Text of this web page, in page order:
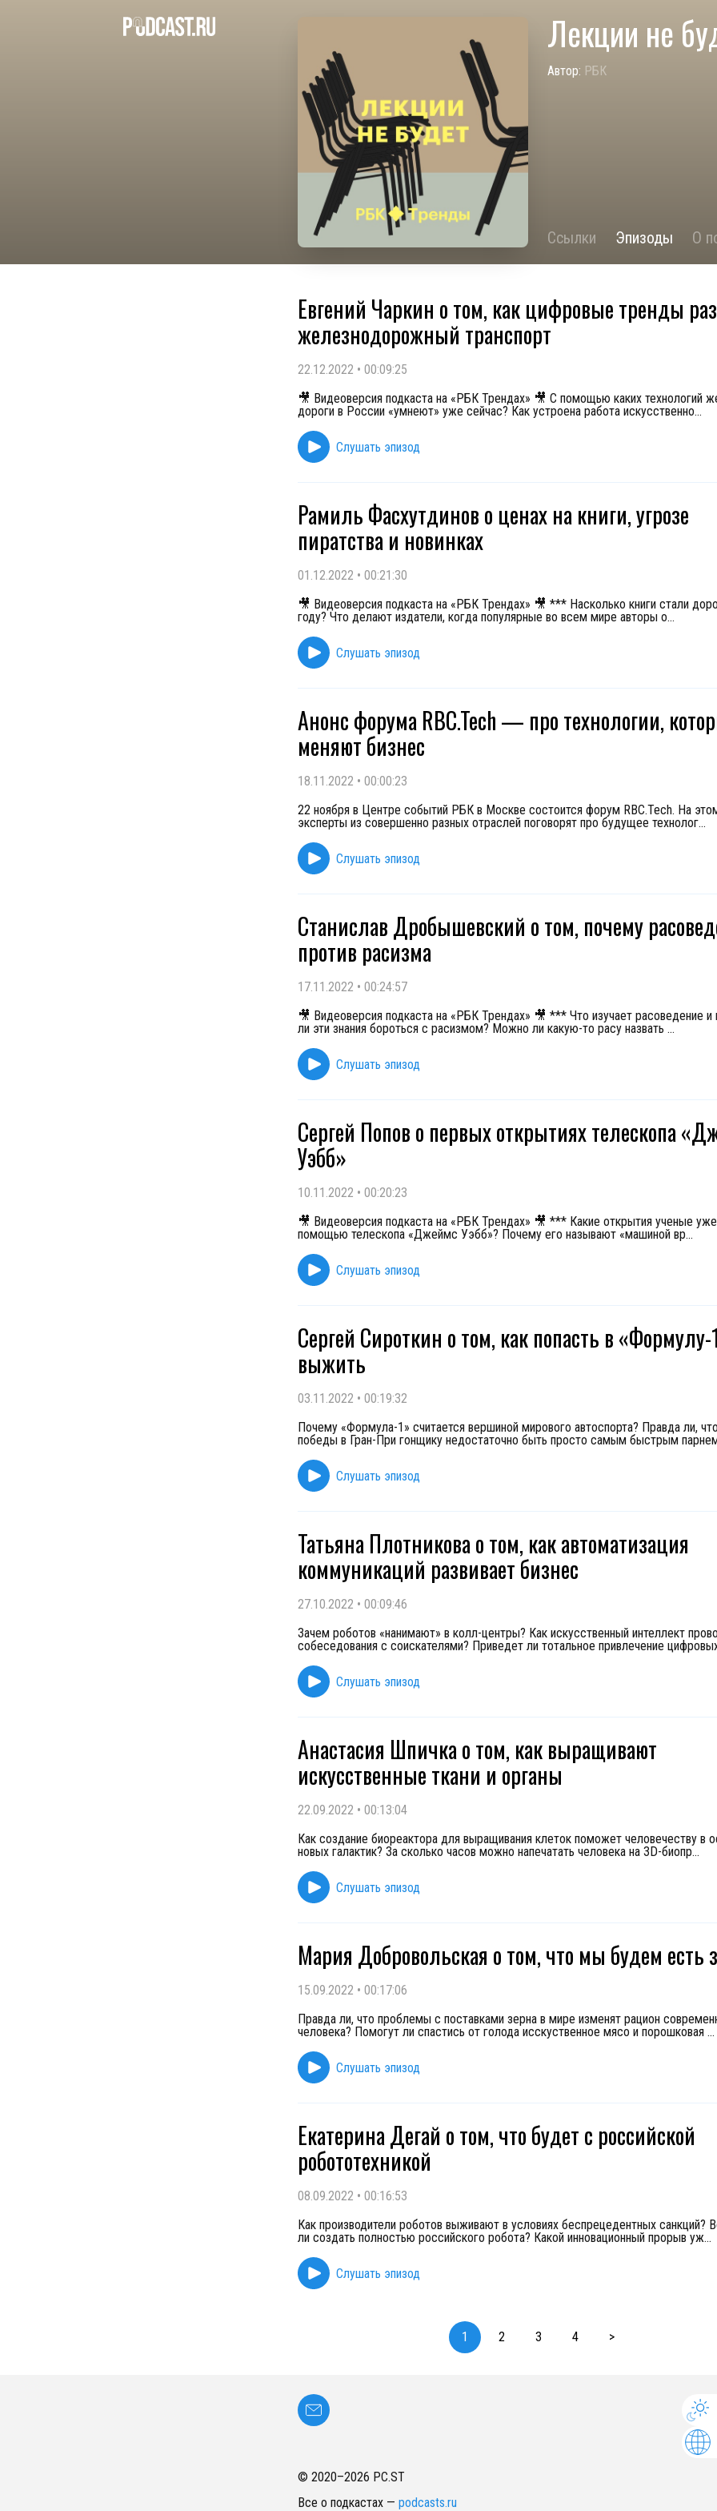
Лекции не
Автор: РБК
Ссылки Эпизоды О
Евгений Чаркин о том, как цифровые тренды
железнодорожный транспорт
22.12.2022 • 00:09:25
🎥 Видеоверсия подкаста на «РБК Трендах» 🎥 С помощью каких технологий
дороги в России «умнеют» уже сейчас? Как устроена работа искусственно...
Слушать эпизод
Рамиль Фасхутдинов о ценах на книги, угрозе
пиратства и новинках
01.12.2022 • 00:21:30
🎥 Видеоверсия подкаста на «РБК Трендах» 🎥 *** Насколько книги стали
году? Что делают издатели, когда популярные во всем мире авторы о...
Слушать эпизод
Анонс форума RBC.Tech — про технологии,
меняют бизнес
18.11.2022 • 00:00:23
22 ноября в Центре событий РБК в Москве состоится форум RBC.Tech. На
эксперты из совершенно разных отраслей поговорят про будущее технолог...
Слушать эпизод
Станислав Дробышевский о том, почему
против расизма
17.11.2022 • 00:24:57
🎥 Видеоверсия подкаста на «РБК Трендах» 🎥 *** Что изучает расоведение
ли эти знания бороться с расизмом? Можно ли какую-то расу назвать ...
Слушать эпизод
Сергей Попов о первых открытиях телескопа
Уэбб»
10.11.2022 • 00:20:23
🎥 Видеоверсия подкаста на «РБК Трендах» 🎥 *** Какие открытия ученые
помощью телескопа «Джеймс Уэбб»? Почему его называют «машиной вр...
Слушать эпизод
Сергей Сироткин о том, как попасть в
выжить
03.11.2022 • 00:19:32
Почему «Формула-1» считается вершиной мирового автоспорта? Правда ли,
победы в Гран-При гонщику недостаточно быть просто самым быстрым
Слушать эпизод
Татьяна Плотникова о том, как автоматизация
коммуникаций развивает бизнес
27.10.2022 • 00:09:46
Зачем роботов «нанимают» в колл-центры? Как искусственный интеллект
собеседования с соискателями? Приведет ли тотальное привлечение
Слушать эпизод
Анастасия Шпичка о том, как выращивают
искусственные ткани и органы
22.09.2022 • 00:13:04
Как создание биореактора для выращивания клеток поможет человечеству в
новых галактик? За сколько часов можно напечатать человека на 3D-биопр...
Слушать эпизод
Мария Добровольская о том, что мы будем есть
15.09.2022 • 00:17:06
Правда ли, что проблемы с поставками зерна в мире изменят рацион
человека? Помогут ли спастись от голода исскуственное мясо и порошковая ...
Слушать эпизод
Екатерина Дегай о том, что будет с российской
робототехникой
08.09.2022 • 00:16:53
Как производители роботов выживают в условиях беспрецедентных санкций?
ли создать полностью российского робота? Какой инновационный прорыв уж...
Слушать эпизод
1 2 3 4 >
© 2020–2026 PC.ST
Все о подкастах — podcasts.ru